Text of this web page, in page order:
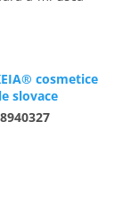
cosmetice
slovace